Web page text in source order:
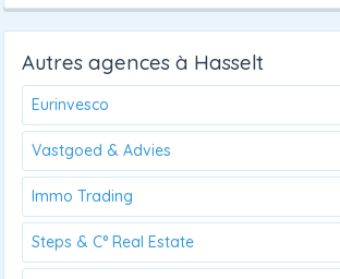
Autres agences à Hasselt
Eurinvesco
Vastgoed & Advies
Immo Trading
Steps & C° Real Estate